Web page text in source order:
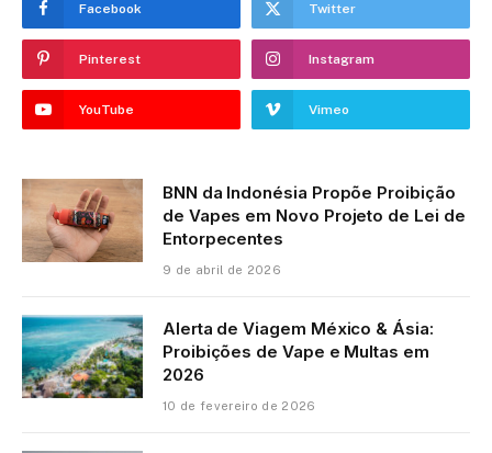
Facebook Twitter
Pinterest Instagram
YouTube Vimeo
BNN da Indonésia Propõe Proibição
de Vapes em Novo Projeto de Lei de
Entorpecentes
9 de abril de 2026
Alerta de Viagem México & Ásia:
Proibições de Vape e Multas em
2026
10 de fevereiro de 2026